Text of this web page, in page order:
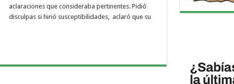
aclaraciones que consideraba pertinentes. Pidió
disculpas si hirió susceptibilidades, aclaró que su